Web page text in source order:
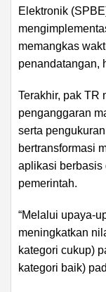
Elektronik
memangkas
penandatangan,
Terakhir, pak TR
penganggaran
serta
bertransformasi
aplikasi berbasis
pemerintah.
“Melalui upaya-
meningkatkan
kategori cukup)
kategori baik)